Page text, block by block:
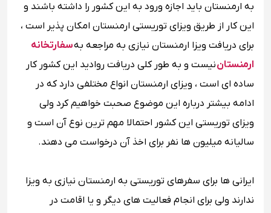
به ارمنستان باید اجازه ورود به این کشور را داشته باشند و
این کار از طریق ویزای توریستی ارمنستان امکان پذیر است ،
برای دریافت ویزا ارمنستان نیازی به مراجعه بهسفارتخانه
ارمنستاننیست و به طور کلی دریافت روادید این کشور کار
ساده ای است ، ویزای ارمنستان انواع مختلفی دارد که در
ادامه بیشتر درباره این موضوع صحبت خواهیم کرد ولی
ویزای توریستی این کشور احتمالا مهم ترین نوع آن است و
سالیانه میلیون ها نفر برای اخذ آن درخواست می دهند.
ایرانی ها برای سفرهای توریستی به ارمنستان نیازی به ویزا
ندارند ولی برای انجام فعالیت های دیگر و یا اقامت در